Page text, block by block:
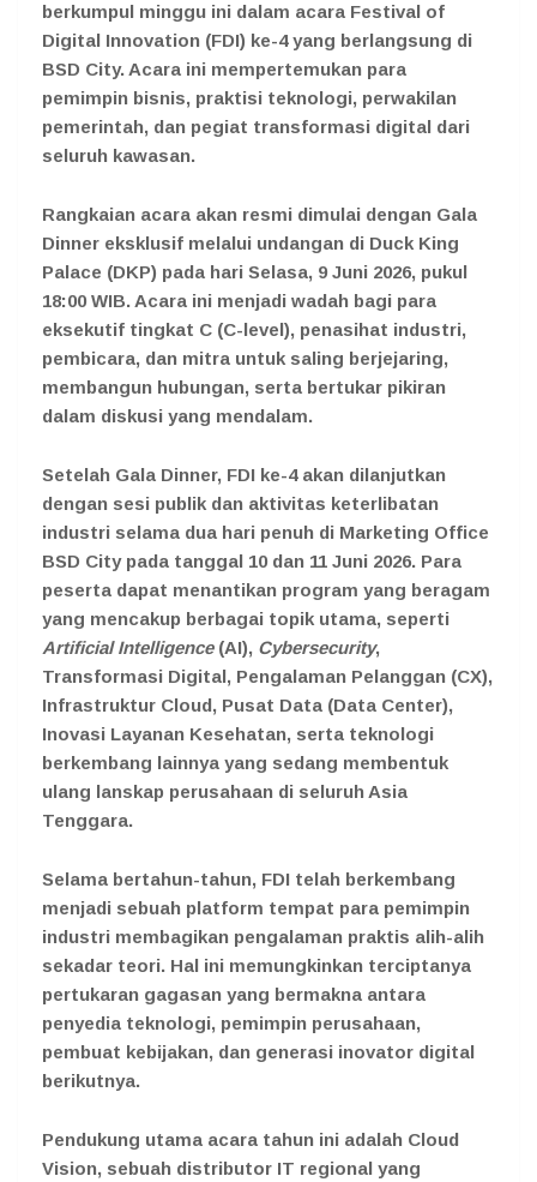
berkumpul minggu ini dalam acara Festival of
Digital Innovation (FDI) ke-4 yang berlangsung di
BSD City. Acara ini mempertemukan para
pemimpin bisnis, praktisi teknologi, perwakilan
pemerintah, dan pegiat transformasi digital dari
seluruh kawasan.
Rangkaian acara akan resmi dimulai dengan Gala
Dinner eksklusif melalui undangan di Duck King
Palace (DKP) pada hari Selasa, 9 Juni 2026, pukul
18:00 WIB. Acara ini menjadi wadah bagi para
eksekutif tingkat C (C-level), penasihat industri,
pembicara, dan mitra untuk saling berjejaring,
membangun hubungan, serta bertukar pikiran
dalam diskusi yang mendalam.
Setelah Gala Dinner, FDI ke-4 akan dilanjutkan
dengan sesi publik dan aktivitas keterlibatan
industri selama dua hari penuh di Marketing Office
BSD City pada tanggal 10 dan 11 Juni 2026. Para
peserta dapat menantikan program yang beragam
yang mencakup berbagai topik utama, seperti
Artificial Intelligence (AI), Cybersecurity,
Transformasi Digital, Pengalaman Pelanggan (CX),
Infrastruktur Cloud, Pusat Data (Data Center),
Inovasi Layanan Kesehatan, serta teknologi
berkembang lainnya yang sedang membentuk
ulang lanskap perusahaan di seluruh Asia
Tenggara.
Selama bertahun-tahun, FDI telah berkembang
menjadi sebuah platform tempat para pemimpin
industri membagikan pengalaman praktis alih-alih
sekadar teori. Hal ini memungkinkan terciptanya
pertukaran gagasan yang bermakna antara
penyedia teknologi, pemimpin perusahaan,
pembuat kebijakan, dan generasi inovator digital
berikutnya.
Pendukung utama acara tahun ini adalah Cloud
Vision, sebuah distributor IT regional yang